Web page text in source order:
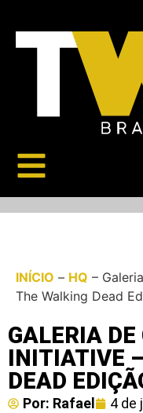
INÍCIO – HQ –
The Walking Dead
GALERIA
INITIATIVE
DEAD
Por: Rafael 4 de